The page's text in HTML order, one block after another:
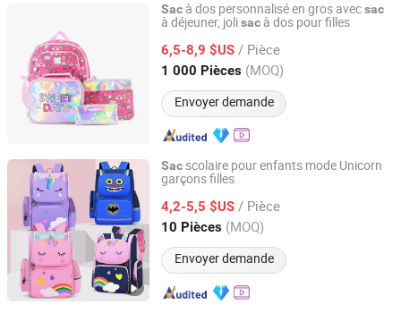
Sac à dos personnalisé en gros avecsac
à déjeuner, jolisac à dos pour filles
6,5-8,9 $US / Pièce
1 000 Pièces (MOQ)
Envoyer demande
Xiamen Chuanghuasheng Imp.& Exp.Co., Ltd.
Fujian, China Depuis 2022
Sacscolaire pour enfants mode Unicorn
garçons filles
4,2-5,5 $US / Pièce
10 Pièces (MOQ)
Envoyer demande
Guangzhou Haoen Leather Co., Ltd.
Guangdong, China Depuis 2017